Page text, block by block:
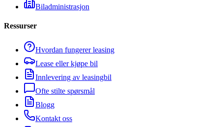
Biladministrasjon
Ressurser
Hvordan fungerer leasing
Lease eller kjøpe bil
Innlevering av leasingbil
Ofte stilte spørsmål
Blogg
Kontakt oss